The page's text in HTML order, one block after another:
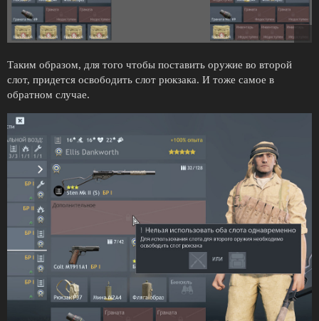
Таким образом, для того чтобы поставить оружие во второй
слот, придется освободить слот рюкзака. И тоже самое в
обратном случае.